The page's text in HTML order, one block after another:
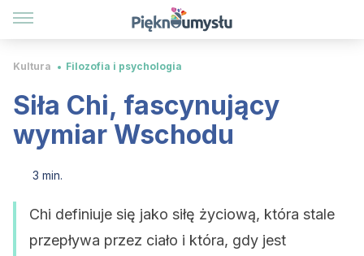
Kultura Filozofia i psychologia
Siła Chi, fascynujący
wymiar Wschodu
3 min.
Chi definiuje się jako siłę życiową, która stale
przepływa przez ciało i która, gdy jest